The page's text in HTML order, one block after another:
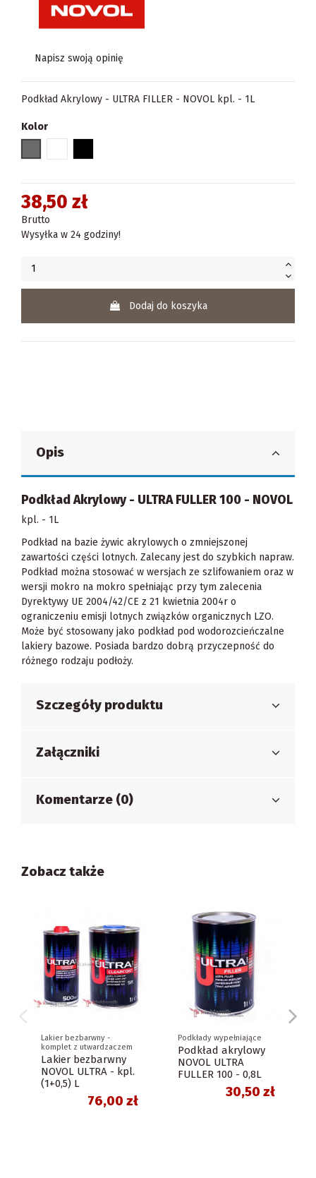
Napisz swoją opinię
Podkład Akrylowy - ULTRA FILLER - NOVOL kpl. - 1L
Kolor
38,50 zł
Brutto
Wysyłka w 24 godziny!
Dodaj do koszyka
Opis
Podkład Akrylowy - ULTRA FULLER 100 - NOVOL
kpl. - 1L
Podkład na bazie żywic akrylowych o zmniejszonej
zawartości części lotnych. Zalecany jest do szybkich napraw.
Podkład można stosować w wersjach ze szlifowaniem oraz w
wersji mokro na mokro spełniając przy tym zalecenia
Dyrektywy UE 2004/42/CE z 21 kwietnia 2004r o
ograniczeniu emisji lotnych związków organicznych LZO.
Może być stosowany jako podkład pod wodorozcieńczalne
lakiery bazowe. Posiada bardzo dobrą przyczepność do
różnego rodzaju podłoży.
Szczegóły produktu
Załączniki
Komentarze (0)
Zobacz także
Lakier bezbarwny -
komplet z utwardzaczem
Lakier bezbarwny
NOVOL ULTRA - kpl.
(1+0,5) L
76,00 zł
Podkłady wypełniające
Podkład akrylowy
NOVOL ULTRA
FULLER 100 - 0,8L
30,50 zł